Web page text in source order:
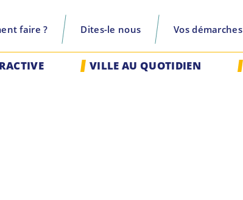
faire ? Dites-le nous Vos démarches
recherche
VILLE AU QUOTIDIEN